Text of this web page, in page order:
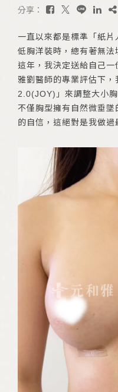
分享：
一直以來都是標準「紙
低胸洋裝時，總有著無
這年，我決定送給自己
雅劉醫師的專業評估下
2.0(JOY)」來調整大小
不僅胸型擁有自然微垂
的自信，這絕對是我做過